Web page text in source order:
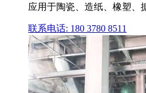
应用于陶瓷、造纸、橡塑、
联系电话: 180 3780 8511